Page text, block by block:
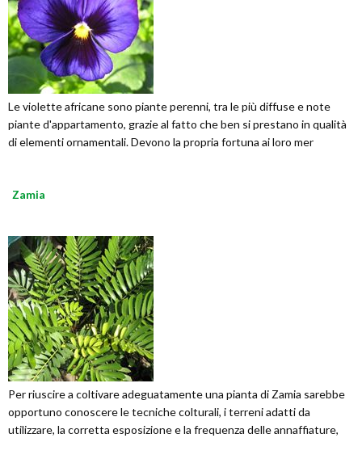
Le violette africane sono piante perenni, tra le più diffuse e note
piante d'appartamento, grazie al fatto che ben si prestano in qualità
di elementi ornamentali. Devono la propria fortuna ai loro mer
Zamia
Per riuscire a coltivare adeguatamente una pianta di Zamia sarebbe
opportuno conoscere le tecniche colturali, i terreni adatti da
utilizzare, la corretta esposizione e la frequenza delle annaffiature,